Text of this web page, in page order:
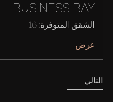
BUSINESS BAY
الشقق المتوفرة: 16
عرض
التالي